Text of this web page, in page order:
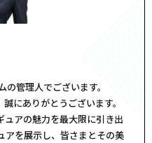
管理人でございます。
にありがとうございます。
ュアの魅力を最大限に引き出
アを展示し、皆さまとその美